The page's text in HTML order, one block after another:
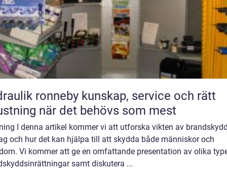
ronneby kunskap, service och rätt
när det behövs som mest
I denna artikel kommer vi att utforska vikten av
och hur det kan hjälpa till att skydda både människor och
Vi kommer att ge en omfattande presentation av olika
samt diskutera ...